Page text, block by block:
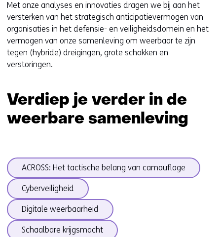
Met onze analyses en innovaties dragen we bij aan het
versterken van het strategisch anticipatievermogen van
organisaties in het defensie- en veiligheidsdomein en het
vermogen van onze samenleving om weerbaar te zijn
tegen (hybride) dreigingen, grote schokken en
verstoringen.
Verdiep je verder in de
weerbare samenleving
Sla
navigatie
onder
Weerbare
samenleving)
ACROSS: Het tactische belang van camouflage
Cyberveiligheid
Digitale weerbaarheid
Schaalbare krijgsmacht